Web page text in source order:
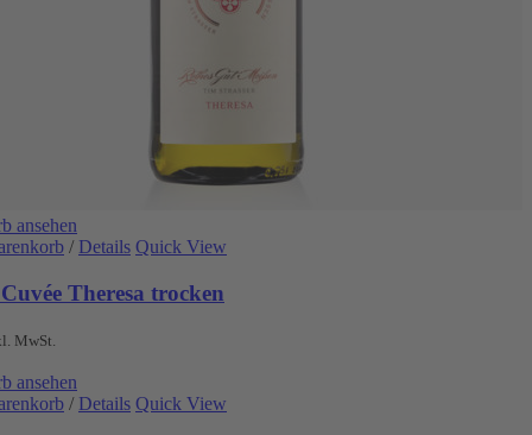
ansehen
/ Details Quick View
Theresa trocken
MwSt.
ansehen
/ Details Quick View